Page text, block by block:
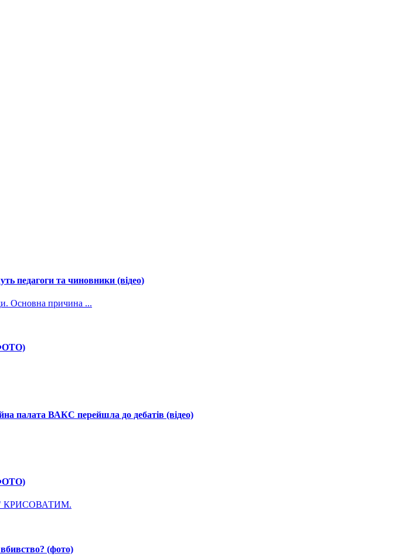
педагоги та чиновники (відео)
Основна причина ...
палата ВАКС перейшла до дебатів (відео)
КРИСОВАТИМ.
(фото)